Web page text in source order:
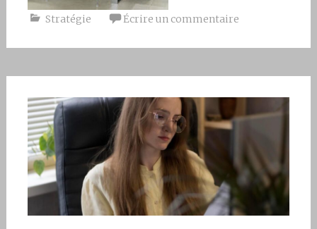
Stratégie Écrire un commentaire